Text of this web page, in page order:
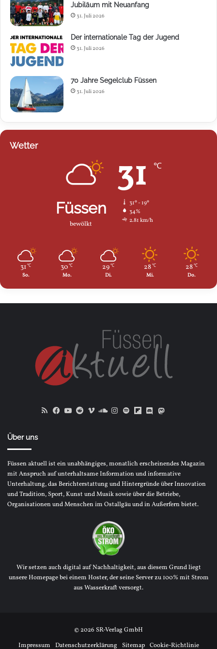
Jubiläum mit Neuanfang
31. Juli 2026
Der internationale Tag der Jugend
31. Juli 2026
70 Jahre Segelclub Füssen
31. Juli 2026
Wetter
Füssen
bewölkt
31 ℃
31º - 19º
34%
2.81 km/h
31 ℃
So.
30℃
Mo.
29 ℃
Di.
28 ℃
Mi.
28 ℃
Do.
RSS Facebook
YouTube
RedditVimeoSoundCloud
Instagram
SpotifyFlipboard
Discord
Über uns
Füssen aktuell ist ein unabhängiges, monatlich erscheinendes Magazin
mit Anspruch auf unterhaltsame Information und informative
Unterhaltung, das Berichterstattung und Hintergründe über Innovation
und Tradition, Sport, Kunst und Musik sowie über die Betriebe,
Organisationen und Menschen im Ostallgäu und in Außerfern bietet.
Wir setzen auch digital auf Nachhaltigkeit, aus diesem Grund liegt
unsere Homepage bei einem Hoster, der seine Server zu 100% mit Strom
aus Wasserkraft versorgt.
© 2026 SR-Verlag GmbH
Impressum
Datenschutzerklärung Sitemap Cookie-Richtlinie